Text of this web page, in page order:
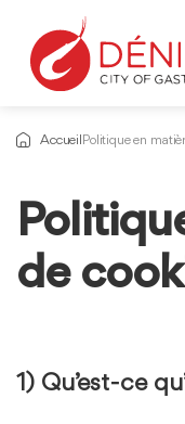
Accueil Politique en
de
Informations
sur
1) Qu’est-ce